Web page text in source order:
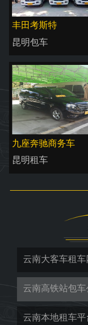
丰田考斯特
昆明包车
九座奔驰商务车
昆明租车